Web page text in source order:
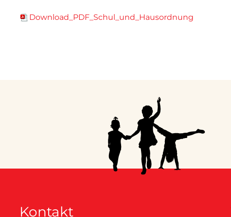
Download_PDF_Schul_und_Hausordnung
Kontakt